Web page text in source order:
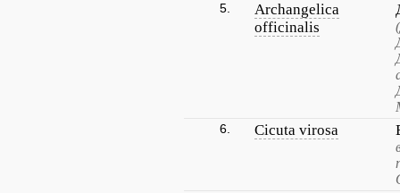
5.
Archangelica
officinalis
6. Cicuta virosa